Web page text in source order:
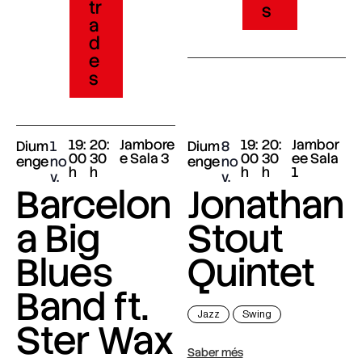
tr
a
d
e
s
s
Dium
enge
1
no
v.
19:
00
h
20:
30
h
Jambore
e Sala 3
Barcelon
a Big
Blues
Band ft.
Ster Wax
Dium
enge
8
no
v.
19:
00
h
20:
30
h
Jambor
ee Sala
1
Jonathan
Stout
Quintet
Jazz Swing
Saber més